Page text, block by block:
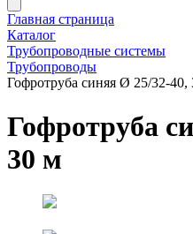
Главная страница
Каталог
Трубопроводные системы
Трубопроводы
Гофротруба синяя Ø 25/32-40,
Гофротруба
30 м